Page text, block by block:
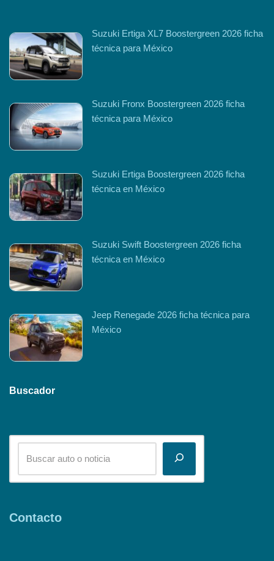
Suzuki Ertiga XL7 Boostergreen 2026 ficha
técnica para México
Suzuki Fronx Boostergreen 2026 ficha
técnica para México
Suzuki Ertiga Boostergreen 2026 ficha
técnica en México
Suzuki Swift Boostergreen 2026 ficha
técnica en México
Jeep Renegade 2026 ficha técnica para
México
Buscador
Contacto